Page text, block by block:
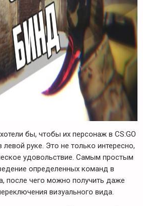
бы, чтобы их персонаж в CS:GO
руке. Это не только интересно,
удовольствие. Самым простым
определенных команд в
после чего можно получить даже
визуального вида.